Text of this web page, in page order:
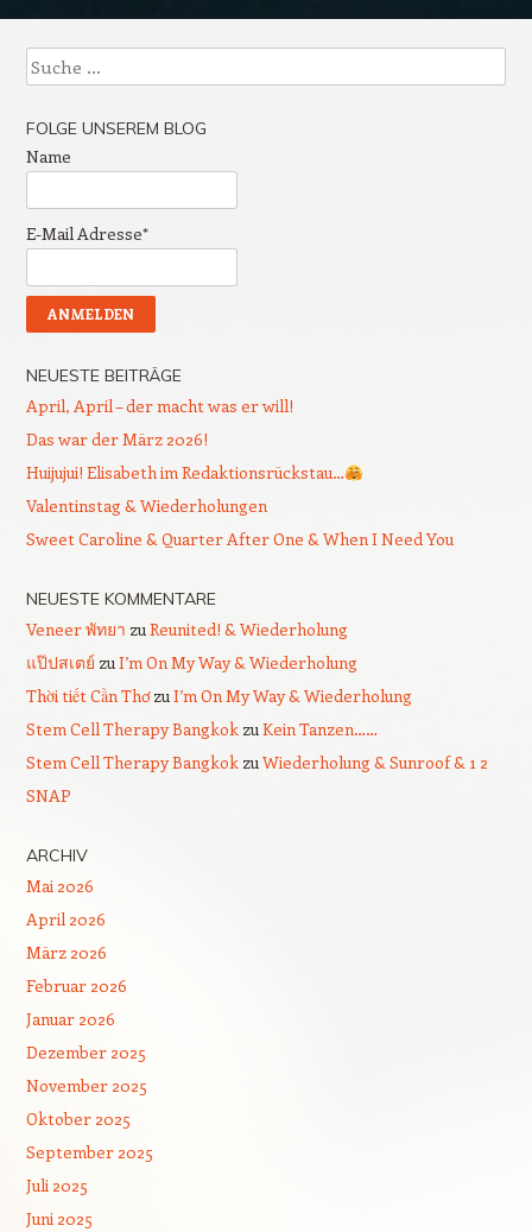
Suche
FOLGE UNSEREM BLOG
Name
E-Mail Adresse*
NEUESTE BEITRÄGE
April, April – der macht was er will!
Das war der März 2026!
Huijujui! Elisabeth im Redaktionsrückstau…
Valentinstag & Wiederholungen
Sweet Caroline & Quarter After One & When I Need You
NEUESTE KOMMENTARE
Veneer พัทยา zuReunited! & Wiederholung
แป๊ปสเตย์ zuI’m On My Way & Wiederholung
Thời tiết Cần ThơzuI’m On My Way & Wiederholung
Stem Cell Therapy BangkokzuKein Tanzen……
Stem Cell Therapy BangkokzuWiederholung & Sunroof & 1 2
SNAP
ARCHIV
Mai 2026
April 2026
März 2026
Februar 2026
Januar 2026
Dezember 2025
November 2025
Oktober 2025
September 2025
Juli 2025
Juni 2025